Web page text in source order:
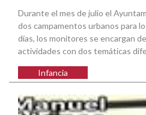
Durante el mes de julio el
dos campamentos urbanos para
días, los monitores se encargan
actividades con dos temáticas
Infancia